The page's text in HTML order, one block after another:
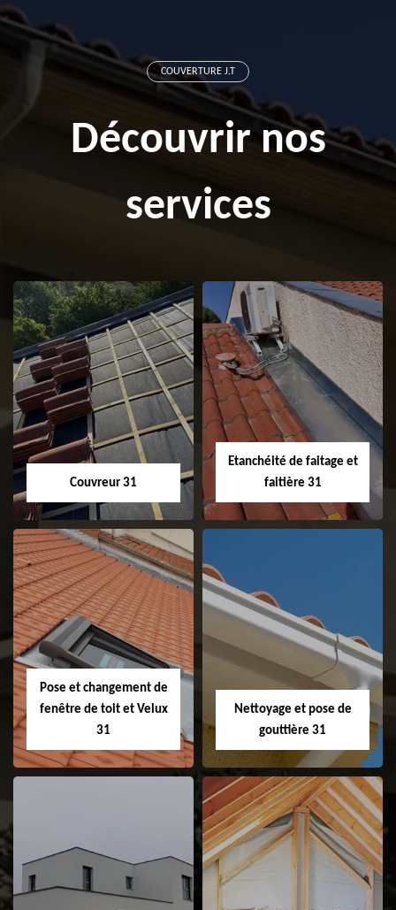
COUVERTURE J.T
Découvrir nos
services
Couvreur 31
Couvreur 31
Etanchéité de faitage et
faitière 31
Etanchéité de
faitage et faitière
31
Pose et changement de
fenêtre de toit et Velux
31
Pose et
changement de
Nettoyage et pose de
gouttière 31
Nettoyage et pose